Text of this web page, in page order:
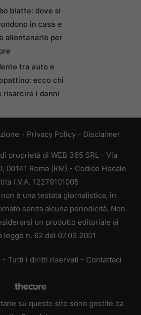
blatte: dove si
in casa e
allontanarle per
tra auto e
ecco chi
risarcire i danni
- Privacy Policy - Disclaimer
proprietà di WEB 365 SRL - Via
00141 Roma (RM) - Codice Fiscale
I.V.A. 12279101005
è una testata giornalistica, in
senza alcuna periodicità. Non
un prodotto editoriale ai
legge n. 62 del 07.03.2001
Tutti i diritti riservati - Contattaci
su questo sito sono gestite da